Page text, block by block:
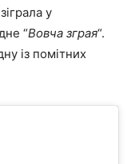
у
“Вовча зграя“.
із помітних